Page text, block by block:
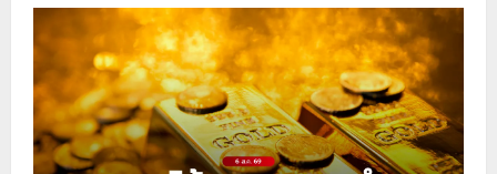
v
i
g
a